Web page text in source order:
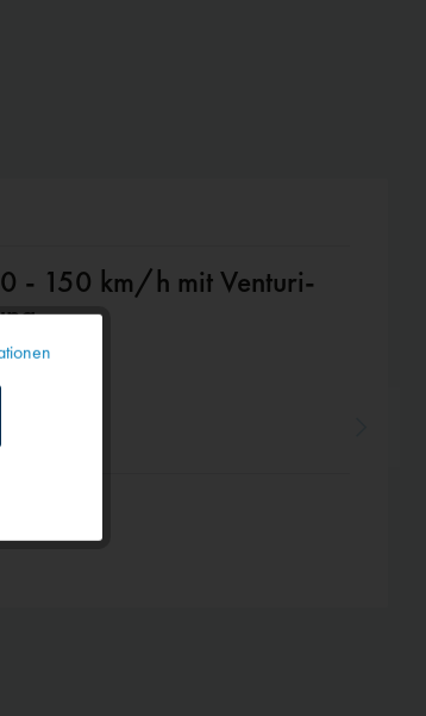
- 150 km/h mit Venturi-